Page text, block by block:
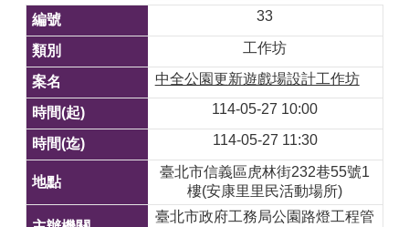
33
工作坊
中全公園更新遊戲場設計工作坊
114-05-27 10:00
114-05-27 11:30
臺北市信義區虎林街232巷55號1
樓(安康里里民活動場所)
臺北市政府工務局公園路燈工程管